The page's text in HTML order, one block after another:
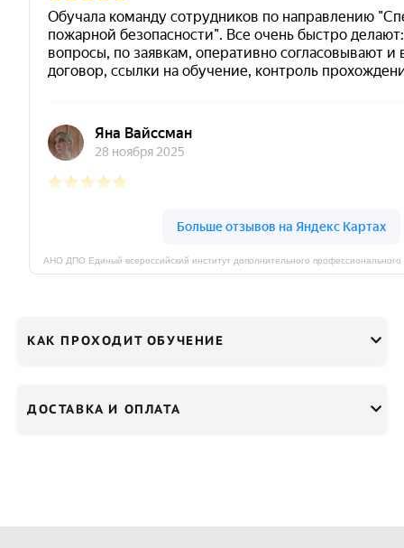
КАК ПРОХОДИТ ОБУЧЕНИЕ
ДОСТАВКА И ОПЛАТА